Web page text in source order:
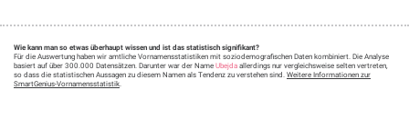
Wie kann man so etwas überhaupt wissen und ist das statistisch signifikant?
Für die Auswertung haben wir amtliche Vornamensstatistiken mit soziodemografischen Daten kombiniert. Die Analyse
basiert auf über 300.000 Datensätzen. Darunter war der Name Ubejda allerdings nur vergleichsweise selten vertreten,
so dass die statistischen Aussagen zu diesem Namen als Tendenz zu verstehen sind. Weitere Informationen zur
SmartGenius-Vornamensstatistik.